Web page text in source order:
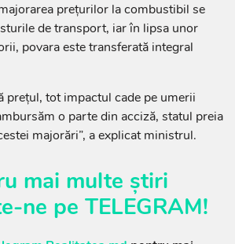
prețurilor la combustibil se
de transport, iar în lipsa unor
povara este transferată integral
prețul, tot impactul cade pe umerii
o parte din acciză, statul preia
majorări”, a explicat ministrul.
mai multe știri
ne pe TELEGRAM!